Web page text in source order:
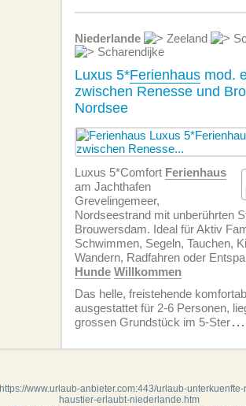
Niederlande Zeeland
Scharendijke
Luxus 5*Ferienhaus mod.
zwischen Renesse und
Nordsee
Luxus 5*Comfort Ferienhaus
am Jachthafen
Grevelingemeer,
Nordseestrand mit unberührten
Brouwersdam. Ideal für Aktiv
Schwimmen, Segeln, Tauchen,
Wandern, Radfahren oder
Hunde Willkommen
Das helle, freistehende
ausgestattet für 2-6 Personen,
grossen Grundstück im 5-Ster...
https://www.urlaub-anbieter.com:443/urlaub-unterkuenfte-
haustier-erlaubt-niederlande.htm